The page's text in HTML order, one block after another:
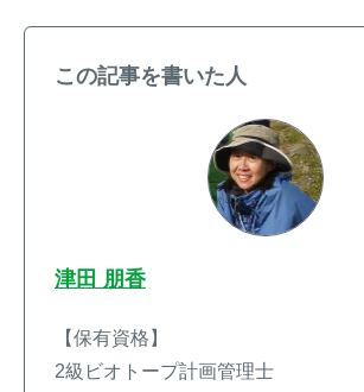
この記事を書いた人
津田 朋香
【保有資格】
2級ビオトープ計画管理士